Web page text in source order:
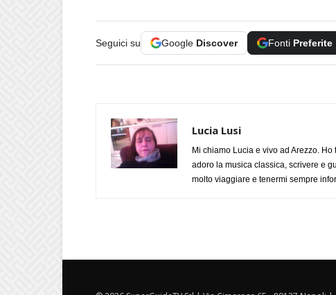
Seguici su Google Discover Fonti Preferite
Lucia Lusi
Mi chiamo Lucia e vivo ad Arezzo.
adoro la musica classica, scrivere e
molto viaggiare e tenermi sempre